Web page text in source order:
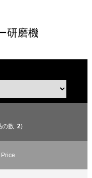
研磨機
み
の数: 2)
Price